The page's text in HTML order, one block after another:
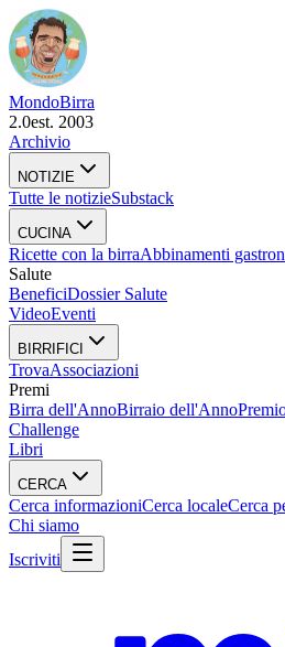
MondoBirra
2.0est. 2003
Archivio
NOTIZIE
Tutte le notizieSubstack
CUCINA
Ricette con la birraAbbinamenti
Salute
BeneficiDossier Salute
VideoEventi
BIRRIFICI
TrovaAssociazioni
Premi
Birra dell'AnnoBirraio dell'Anno
Challenge
Libri
CERCA
Cerca informazioniCerca localeCerca
Chi siamo
Iscriviti